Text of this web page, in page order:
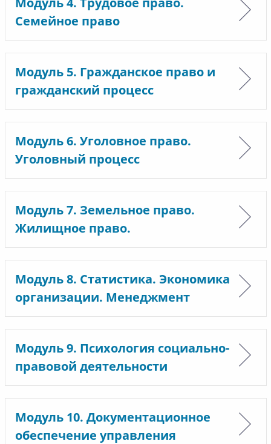
Семейное право
Модуль 5. Гражданское право и
гражданский процесс
Модуль 6. Уголовное право.
Уголовный процесс
Модуль 7. Земельное право.
Жилищное право.
Модуль 8. Статистика. Экономика
организации. Менеджмент
Модуль 9. Психология социально-
правовой деятельности
Модуль 10. Документационное
обеспечение управления